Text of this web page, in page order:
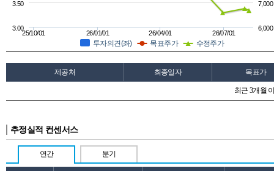
투자의견(좌) 목표주가 수정주가
26/01/01 26/07/01
25/10/01 26/04/01
6,000
7,000
3.00
3.50
제공처 최종일자 목표가
최근 3개월
추정실적 컨센서스
연간 분기